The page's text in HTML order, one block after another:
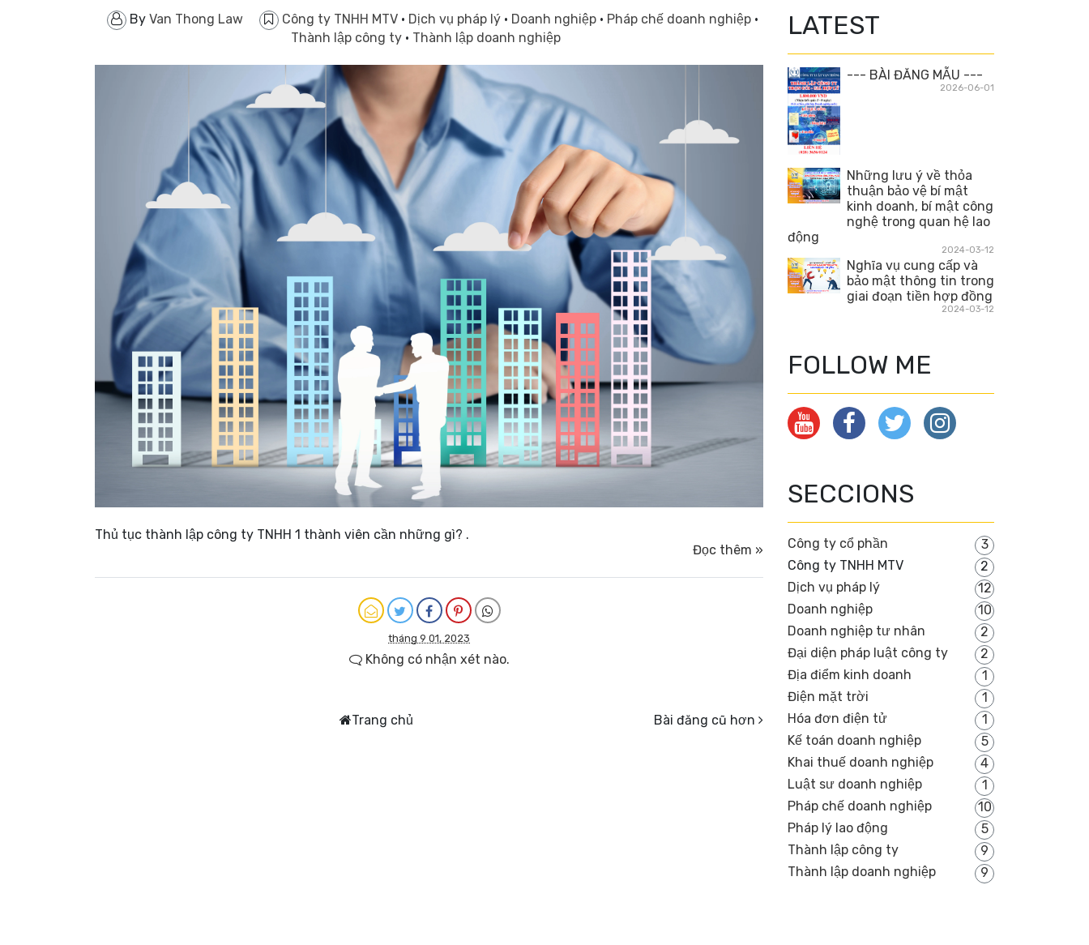
By Van Thong Law Công ty TNHH MTV · Dịch vụ pháp lý · Doanh nghiệp · Pháp chế doanh nghiệp ·
Thành lập công ty · Thành lập doanh nghiệp
Thủ tục thành lập công ty TNHH 1 thành viên cần những gì? .
Đọc thêm »
tháng 9 01, 2023
Không có nhận xét nào.
Bài đăng cũ hơn
Trang chủ
LATEST
--- BÀI ĐĂNG MẪU ---
2026-06-01
Những lưu ý về thỏa
thuận bảo vệ bí mật
kinh doanh, bí mật công
nghệ trong quan hệ lao
động
2024-03-12
Nghĩa vụ cung cấp và
bảo mật thông tin trong
giai đoạn tiền hợp đồng
2024-03-12
FOLLOW ME
SECCIONS
Công ty cổ phần
3
Công ty TNHH MTV
2
Dịch vụ pháp lý
12
Doanh nghiệp
10
Doanh nghiệp tư nhân
2
Đại diện pháp luật công ty
2
Địa điểm kinh doanh
1
Điện mặt trời
1
Hóa đơn điện tử
1
Kế toán doanh nghiệp
5
Khai thuế doanh nghiệp
4
Luật sư doanh nghiệp
1
Pháp chế doanh nghiệp
10
Pháp lý lao động
5
Thành lập công ty
9
Thành lập doanh nghiệp
9